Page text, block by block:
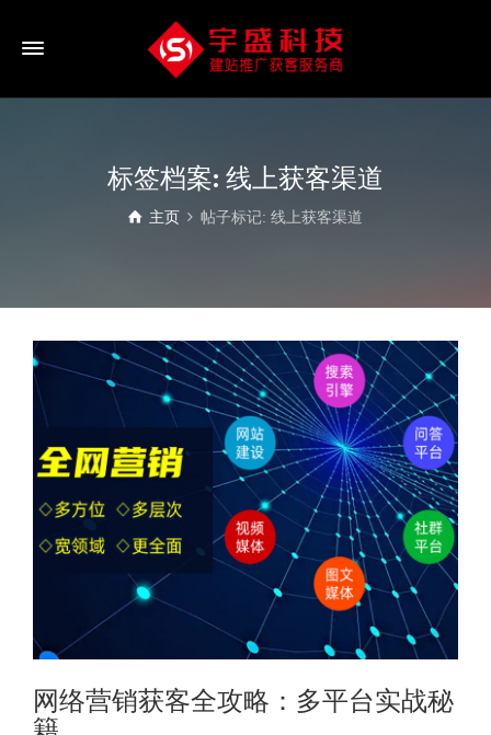
标签档案: 线上获客渠道
主页 帖子标记: 线上获客渠道
网络营销获客全攻略：多平台实战秘